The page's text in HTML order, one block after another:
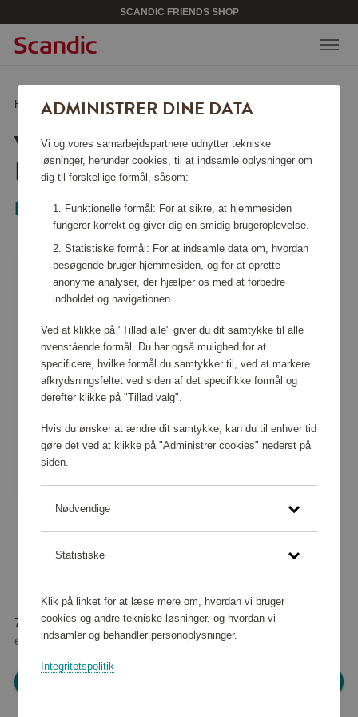
SCANDIC FRIENDS SHOP
Hjem /Køkkentilbehør/Glas og porcelæn/Vinglas Happy O 4-pak
VINGLAS HAPPY O 4-
PAK
Riedel
75 570 point
eller
687 kr
ADMINISTRER DINE DATA
Vi og vores samarbejdspartnere udnytter tekniske
løsninger, herunder cookies, til at indsamle oplysninger om
dig til forskellige formål, såsom:
Funktionelle formål: For at sikre, at hjemmesiden
fungerer korrekt og giver dig en smidig brugeroplevelse.
Statistiske formål: For at indsamle data om, hvordan
besøgende bruger hjemmesiden, og for at oprette
anonyme analyser, der hjælper os med at forbedre
indholdet og navigationen.
Ved at klikke på "Tillad alle" giver du dit samtykke til alle
ovenstående formål. Du har også mulighed for at
specificere, hvilke formål du samtykker til, ved at markere
afkrydsningsfeltet ved siden af det specifikke formål og
derefter klikke på "Tillad valg".
Hvis du ønsker at ændre dit samtykke, kan du til enhver tid
gøre det ved at klikke på "Administrer cookies" nederst på
siden.
Nødvendige
Statistiske
Klik på linket for at læse mere om, hvordan vi bruger
cookies og andre tekniske løsninger, og hvordan vi
indsamler og behandler personoplysninger.
Integritetspolitik